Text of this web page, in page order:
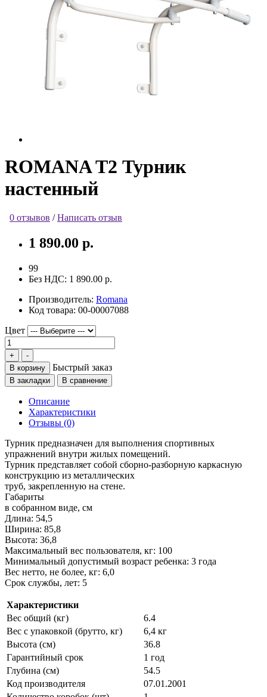
ROMANA T2 Турник
настенный
0 отзывов /Написать отзыв
1 890.00 р.
99
Без НДС: 1 890.00 р.
Производитель: Romana
Код товара: 00-00007088
Цвет
В корзину Быстрый заказ
В закладки В сравнение
Описание
Характеристики
Отзывы (0)
Турник предназначен для выполнения спортивных
упражнений внутри жилых помещений.
Турник представляет собой сборно-разборную каркасную
конструкцию из металлических
труб, закрепленную на стене.
Габариты
в собранном виде, см
Длина: 54,5
Ширина: 85,8
Высота: 36,8
Максимальный вес пользователя, кг: 100
Минимальный допустимый возраст ребенка: 3 года
Вес нетто, не более, кг: 6,0
Срок службы, лет: 5
Характеристики
Вес общий (кг)
6.4
Вес с упаковкой (брутто, кг)
6,4 кг
Высота (см)
36.8
Гарантийный срок
1 год
Глубина (см)
54.5
Код производителя
07.01.2001